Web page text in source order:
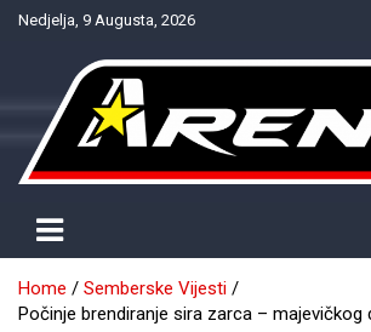
SkipNedjelja, 9 Augusta, 2026
NTV Arena
Home
Semberske Vijesti
Počinje brendiranje sira zarca – majevičkog